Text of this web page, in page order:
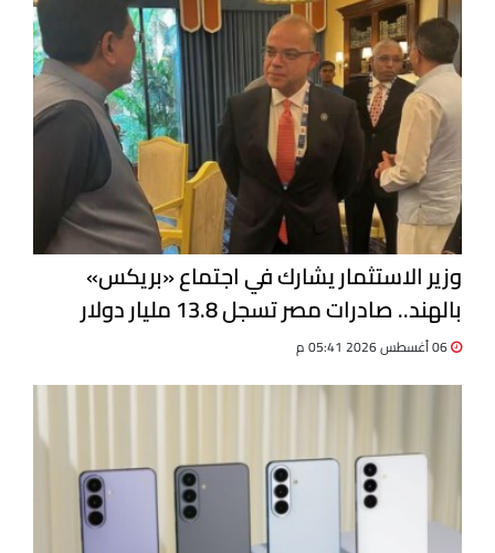
وزير الاستثمار يشارك في اجتماع «بريكس»
بالهند.. صادرات مصر تسجل 13.8 مليار دولار